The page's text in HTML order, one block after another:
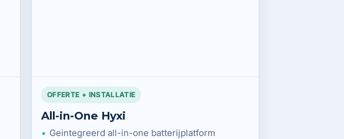
OFFERTE + INSTALLATIE
All-in-One Hyxi
Geintegreerd all-in-one batterijplatform